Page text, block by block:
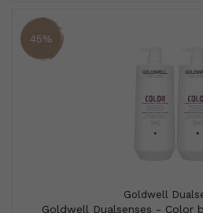
45%
Goldwell
Goldwell Dualsenses - Color